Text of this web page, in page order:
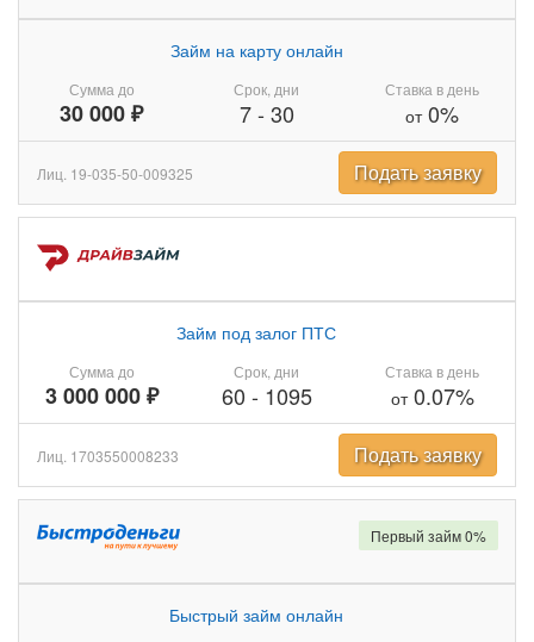
Сумма до
30 000 ₽
Займ на карту онлайн
Срок, дни
7- 30
Ставка в день
от0%
Лиц. 19-035-50-009325 Подать заявку
Сумма до
3 000 000 ₽
Займ под залог ПТС
Срок, дни
60 - 1095
Ставка в день
от0.07%
Лиц. 1703550008233 Подать заявку
Быстрый займ онлайн
Первый займ 0%